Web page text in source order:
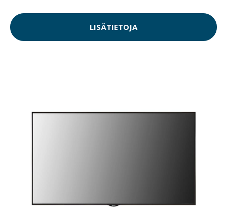
LISÄTIETOJA